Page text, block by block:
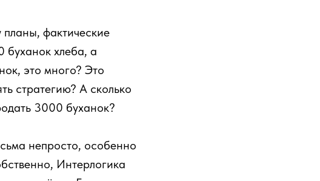
фактические
буханок хлеба, а
это много? Это
стратегию? А сколько
3000 буханок?
непросто, особенно
Интерлогика